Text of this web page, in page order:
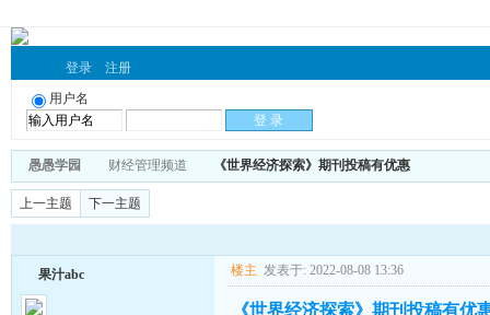
登录 注册
用户名
愚愚学园 财经管理频道 《世界经济探索》期刊投稿有优惠
上一主题 下一主题
果汁abc 楼主 发表于: 2022-08-08 13:36
《世界经济探索》期刊投稿有优